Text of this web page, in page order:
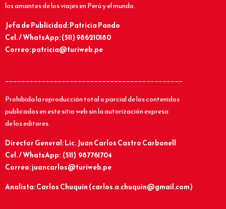
los amantes de los viajes en Perú y el mundo.
Jefa de Publicidad: Patricia Pando
Cel. / WhatsApp: (511) 986210180
Correo: patricia@turiweb.pe
____________________________________________
Prohibida la reproducción total o parcial de los contenidos
publicados en este sitio web sin la autorización expresa
de los editores.
Director General: Lic.Juan Carlos Castro Carbonell
Cel. / WhatsApp: (511) 987761704
Correo: juancarlos@turiweb.pe
Analista: Carlos Chuquín (carlos.a.chuquin@gmail.com)